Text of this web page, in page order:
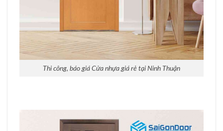
Thi công, báo giá Cửa nhựa giá rẻ tại Ninh Thuận